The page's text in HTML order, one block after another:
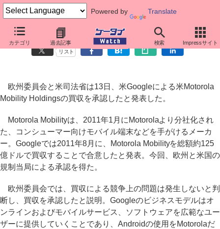
Powered by Translate
カテゴリ 過去記事 検索 Impressサイト
欧州委員会と米司法省、GoogleのMotorola Mobility買収を承認
リスト
欧州委員会と米司法省は13日、米Googleによる米Motorola
Mobility Holdingsの買収を承認したと発表した。
Motorola Mobilityは、2011年1月にMotorolaより分社化され
た、コンシューマー向けモバイル端末などを手がけるメーカ
ー。Googleでは2011年8月に、Motorola Mobilityを総額約125
億ドルで買収することで合意したと発表。今回、欧州と米国の
規制当局による承認を得た。
欧州委員会では、買収による競争上の問題は発生しないと判
断し、買収を承認したと説明。Googleのビジネスモデルはオ
ンラインおよびモバイルサービス、ソフトウェアを広範なユー
ザーに提供していくことであり、Androidの使用をMotorolaだ